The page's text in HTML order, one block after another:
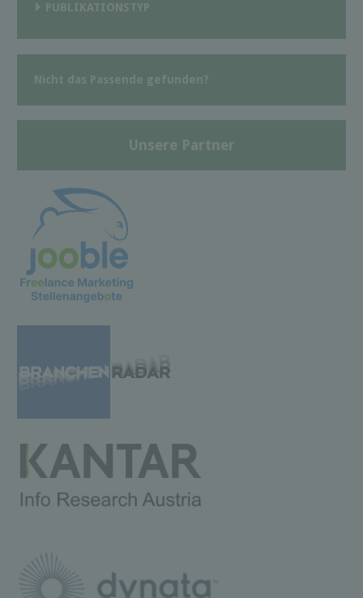
PUBLIKATIONSTYP
Nicht das Passende gefunden?
Unsere Partner